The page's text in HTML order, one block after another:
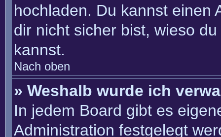
hochladen. Du kannst einen
dir nicht sicher bist, wieso
kannst.
Nach oben
» Weshalb wurde ich
In jedem Board gibt es
Administration festgelegt